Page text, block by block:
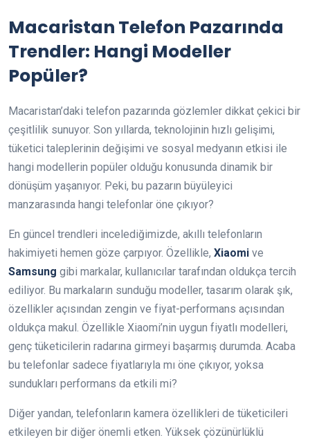
Macaristan Telefon Pazarında
Trendler: Hangi Modeller
Popüler?
Macaristan’daki telefon pazarında gözlemler dikkat çekici bir
çeşitlilik sunuyor. Son yıllarda, teknolojinin hızlı gelişimi,
tüketici taleplerinin değişimi ve sosyal medyanın etkisi ile
hangi modellerin popüler olduğu konusunda dinamik bir
dönüşüm yaşanıyor. Peki, bu pazarın büyüleyici
manzarasında hangi telefonlar öne çıkıyor?
En güncel trendleri incelediğimizde, akıllı telefonların
hakimiyeti hemen göze çarpıyor. Özellikle, Xiaomi ve
Samsung gibi markalar, kullanıcılar tarafından oldukça tercih
ediliyor. Bu markaların sunduğu modeller, tasarım olarak şık,
özellikler açısından zengin ve fiyat-performans açısından
oldukça makul. Özellikle Xiaomi’nin uygun fiyatlı modelleri,
genç tüketicilerin radarına girmeyi başarmış durumda. Acaba
bu telefonlar sadece fiyatlarıyla mı öne çıkıyor, yoksa
sundukları performans da etkili mi?
Diğer yandan, telefonların kamera özellikleri de tüketicileri
etkileyen bir diğer önemli etken. Yüksek çözünürlüklü